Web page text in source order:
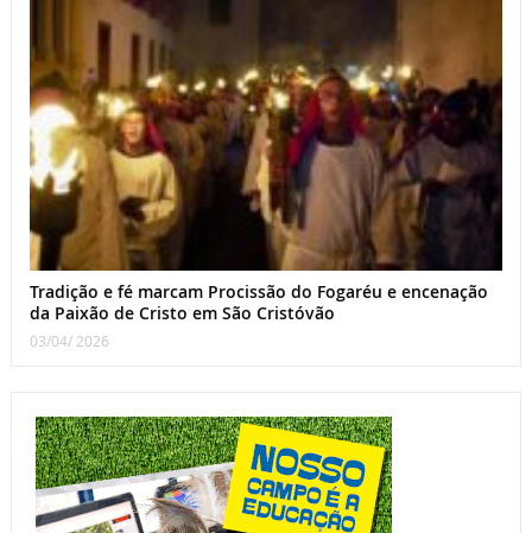
Tradição e fé marcam Procissão do Fogaréu e encenação
da Paixão de Cristo em São Cristóvão
03/04/ 2026